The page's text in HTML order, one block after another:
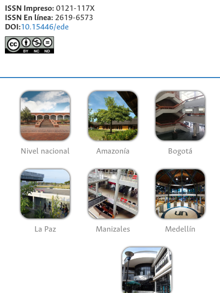
ISSN Impreso: 0121-117X
ISSN En línea: 2619-6573
DOI:10.15446/ede
Nivel nacional Amazonía Bogotá
La Paz Manizales Medellín